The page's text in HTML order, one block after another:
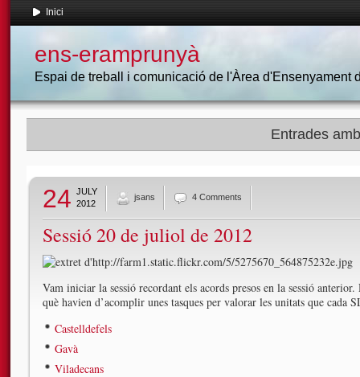
Inici
ens-eramprunyà
Espai de treball i comunicació de l'Àrea d'Ensenyament
Entrades
24 JULY
2012
jsans 4 Comments
Sessió 20 de juliol de 2012
Vam iniciar la sessió recordant els acords presos en la sessió
què havien d’acomplir unes tasques per valorar les unitats que cada
Castelldefels
Gavà
Viladecans